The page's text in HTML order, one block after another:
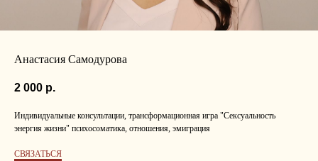
Анастасия Самодурова
2 000 р.
Индивидуальные консультации, трансформационная игра "Сексуальность
энергия жизни" психосоматика, отношения, эмиграция
СВЯЗАТЬСЯ